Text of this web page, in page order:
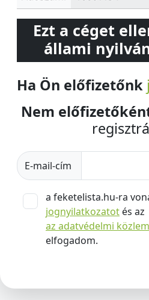
Ezt a céget
állami
Ha Ön előfizetőnk
Nem
E-mail-cím
a feketelista.hu-ra
jognyilatkozatot és az
az adatvédelmi
elfogadom.